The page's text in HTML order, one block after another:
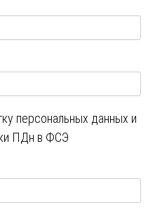
персональных данных и
ПДн в ФСЭ